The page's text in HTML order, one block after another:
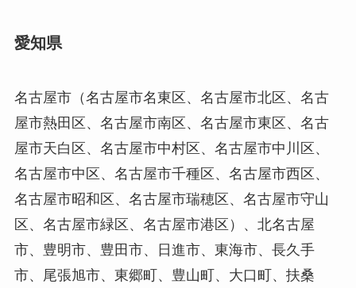
愛知県
名古屋市（名古屋市名東区、名古屋市北区、名古
屋市熱田区、名古屋市南区、名古屋市東区、名古
屋市天白区、名古屋市中村区、名古屋市中川区、
名古屋市中区、名古屋市千種区、名古屋市西区、
名古屋市昭和区、名古屋市瑞穂区、名古屋市守山
区、名古屋市緑区、名古屋市港区）、北名古屋
市、豊明市、豊田市、日進市、東海市、長久手
市、尾張旭市、東郷町、豊山町、大口町、扶桑